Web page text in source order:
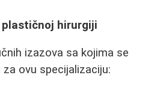
hirurgiji
izazova sa kojima se
ovu specijalizaciju: